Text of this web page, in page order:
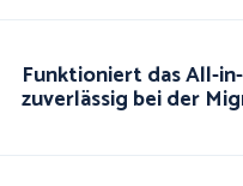
Funktioniert das All-
zuverlässig bei der